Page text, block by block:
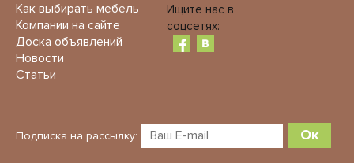
Как выбирать мебель
Компании на сайте
Доска объявлений
Новости
Статьи
Ищите нас в
соцсетях:
Подписка на рассылку: Ок